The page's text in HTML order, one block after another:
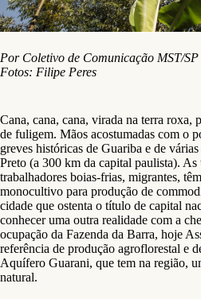
Por Coletivo de Comunicação MST/SP
Fotos: Filipe Peres
Cana, cana, cana, virada na terra roxa,
de fuligem. Mãos acostumadas com o
greves históricas de Guariba e de
Preto (a 300 km da capital paulista). As
trabalhadores boias-frias, migrantes,
monocultivo para produção de
cidade que ostenta o título de capital
conhecer uma outra realidade com a
ocupação da Fazenda da Barra, hoje
referência de produção agroflorestal e
Aquífero Guarani, que tem na região,
natural.